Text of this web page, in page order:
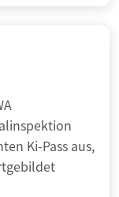
Ki-Pass aus,